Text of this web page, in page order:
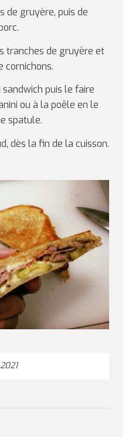
de gruyère, puis de
tranches de gruyère et
cornichons.
sandwich puis le faire
ou à la poêle en le
spatule.
dès la fin de la cuisson.